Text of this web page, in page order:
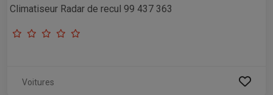
Climatiseur Radar de recul 99 437 363
Voitures